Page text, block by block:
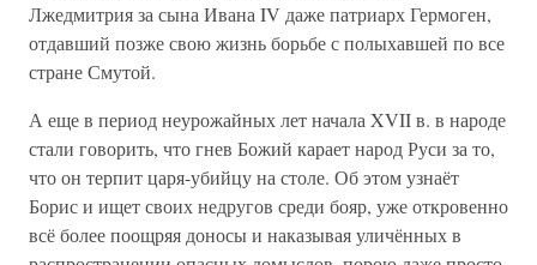
Лжедмитрия за сына Ивана IV даже патриарх Гермоген,
отдавший позже свою жизнь борьбе с полыхавшей по все
стране Смутой.
А еще в период неурожайных лет начала XVII в. в народе
стали говорить, что гнев Божий карает народ Руси за то,
что он терпит царя-убийцу на столе. Об этом узнаёт
Борис и ищет своих недругов среди бояр, уже откровенно
всё более поощряя доносы и наказывая уличённых в